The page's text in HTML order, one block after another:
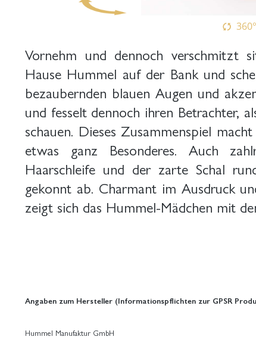
360°
Vornehm und dennoch verschmitzt
Hause Hummel auf der Bank und
bezaubernden blauen Augen und
und fesselt dennoch ihren Betrachter,
schauen. Dieses Zusammenspiel
etwas ganz Besonderes. Auch
Haarschleife und der zarte Schal
gekonnt ab. Charmant im Ausdruck
zeigt sich das Hummel-Mädchen mit
Angaben zum Hersteller (Informationspflichten zur GPSR
Hummel Manufaktur GmbH